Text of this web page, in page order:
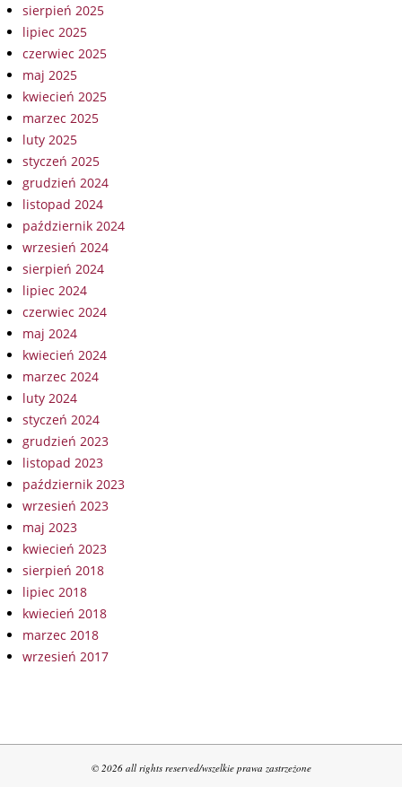
sierpień 2025
lipiec 2025
czerwiec 2025
maj 2025
kwiecień 2025
marzec 2025
luty 2025
styczeń 2025
grudzień 2024
listopad 2024
październik 2024
wrzesień 2024
sierpień 2024
lipiec 2024
czerwiec 2024
maj 2024
kwiecień 2024
marzec 2024
luty 2024
styczeń 2024
grudzień 2023
listopad 2023
październik 2023
wrzesień 2023
maj 2023
kwiecień 2023
sierpień 2018
lipiec 2018
kwiecień 2018
marzec 2018
wrzesień 2017
© 2026 all rights reserved/wszelkie prawa zastrzeżone